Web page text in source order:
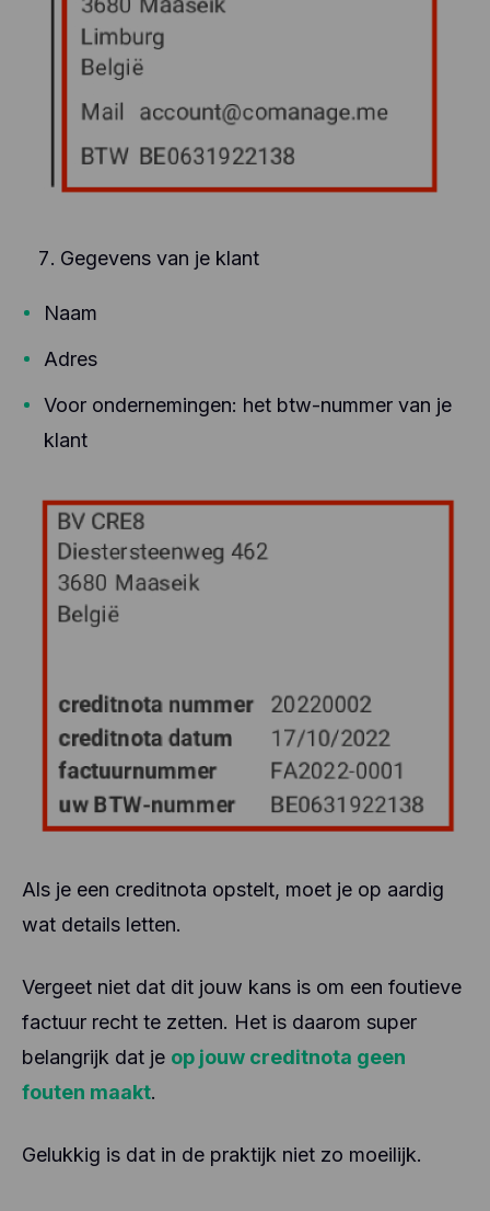
Gegevens van je klant
Naam
Adres
Voor ondernemingen: het btw-nummer van je
klant
Als je een creditnota opstelt, moet je op aardig
wat details letten.
Vergeet niet dat dit jouw kans is om een foutieve
factuur recht te zetten. Het is daarom super
belangrijk dat je op jouw creditnota geen
fouten maakt.
Gelukkig is dat in de praktijk niet zo moeilijk.